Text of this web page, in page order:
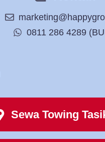
0811 286 4289
Sewa Towing